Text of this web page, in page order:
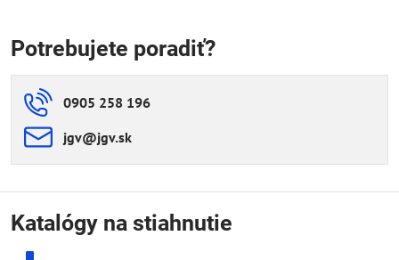
Potrebujete poradiť?
0905 258 196
jgv​@jgv​.sk
Katalógy na stiahnutie